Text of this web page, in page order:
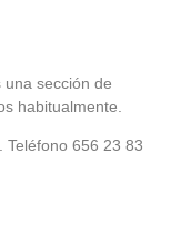
sección de
habitualmente.
Teléfono 656 23 83